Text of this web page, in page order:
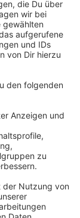
Sport in
erforderlich